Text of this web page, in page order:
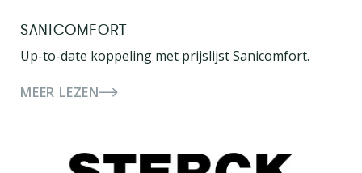
SANICOMFORT
Up-to-date koppeling met prijslijst Sanicomfort.
MEER LEZEN